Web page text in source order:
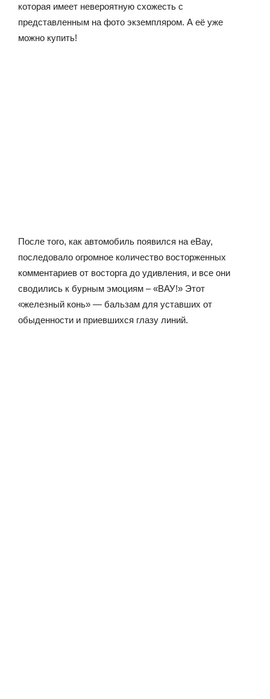
которая имеет невероятную схожесть с
представленным на фото экземпляром. А её уже
можно купить!
После того, как автомобиль появился на eBay,
последовало огромное количество восторженных
комментариев от восторга до удивления, и все они
сводились к бурным эмоциям – «ВАУ!» Этот
«железный конь» — бальзам для уставших от
обыденности и приевшихся глазу линий.